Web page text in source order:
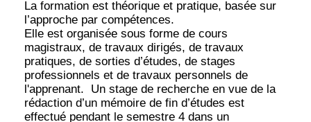
La formation est théorique et pratique, basée sur
l’approche par compétences.
Elle est organisée sous forme de cours
magistraux, de travaux dirigés, de travaux
pratiques, de sorties d’études, de stages
professionnels et de travaux personnels de
l'apprenant.
Un stage de recherche en vue de la
rédaction d’un mémoire de fin d’études est
effectué pendant le semestre 4 dans un